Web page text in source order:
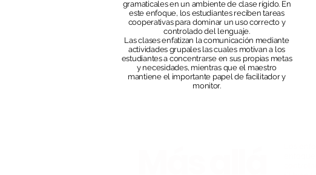
gramaticales en un ambiente de clase rígido. En
este enfoque, los estudiantes reciben tareas
cooperativas para dominar un uso correcto y
controlado del lenguaje.
Las clases enfatizan la comunicación mediante
actividades grupales las cuales motivan a los
estudiantes a concentrarse en sus propias metas
y necesidades, mientras que el maestro
mantiene el importante papel de facilitador y
monitor.